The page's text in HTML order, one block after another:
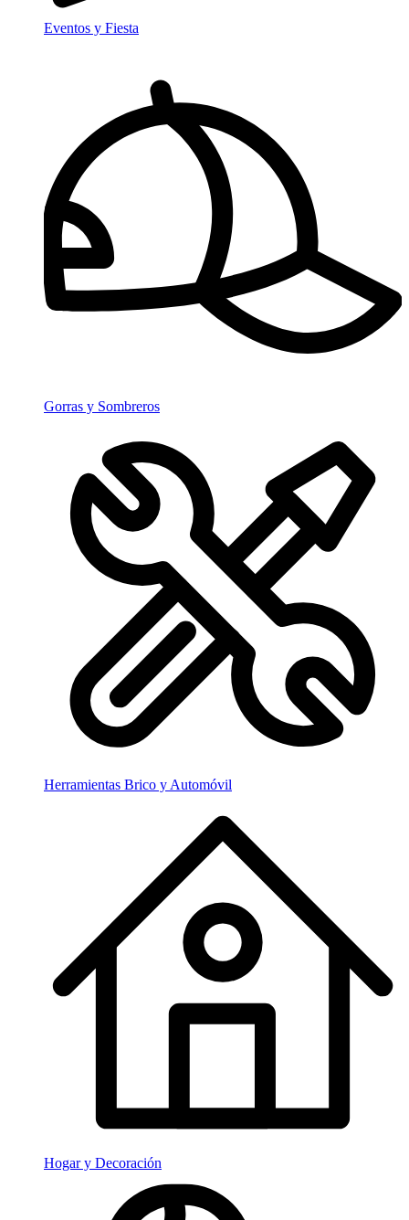
Eventos y Fiesta
Gorras y Sombreros
Herramientas Brico y Automóvil
Hogar y Decoración